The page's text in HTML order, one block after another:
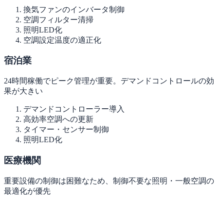
換気ファンのインバータ制御
空調フィルター清掃
照明LED化
空調設定温度の適正化
宿泊業
24時間稼働でピーク管理が重要。デマンドコントロールの効
果が大きい
デマンドコントローラー導入
高効率空調への更新
タイマー・センサー制御
照明LED化
医療機関
重要設備の制御は困難なため、制御不要な照明・一般空調の
最適化が優先